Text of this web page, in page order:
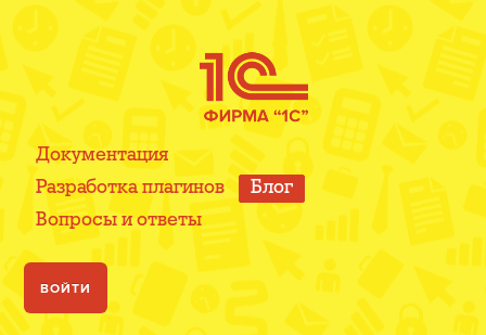
Документация
Разработка плагинов
Блог
Вопросы и ответы
ВОЙТИ